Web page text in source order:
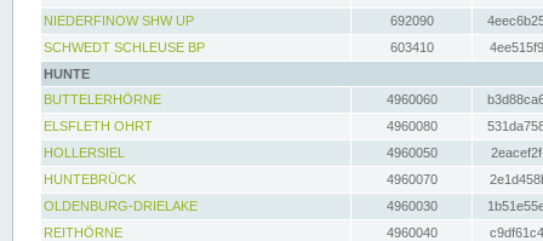
NIEDERFINOW SHW UP
692090
SCHWEDT SCHLEUSE BP
603410
HUNTE
BUTTELERHÖRNE
4960060
ELSFLETH OHRT
4960080
HOLLERSIEL
4960050
HUNTEBRÜCK
4960070
OLDENBURG-DRIELAKE
4960030
REITHÖRNE
4960040